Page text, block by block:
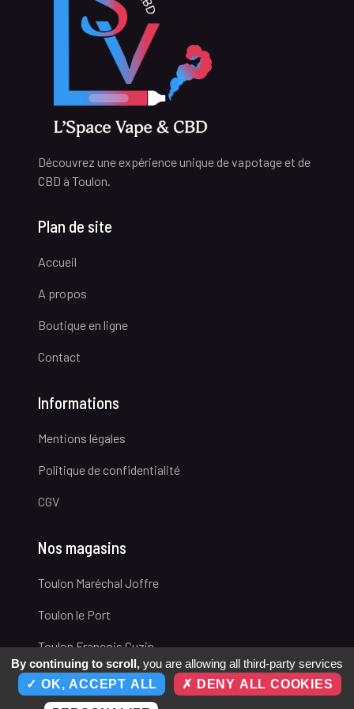
Découvrez une expérience unique de vapotage et de
CBD à Toulon.
Plan de site
Accueil
A propos
Boutique en ligne
Contact
Informations
Mentions légales
Politique de confidentialité
CGV
Nos magasins
Toulon Maréchal Joffre
Toulon le Port
Toulon François Cuzin
© 2026 L'Space Vape & CBD
By continuing to scroll, you are allowing all third-party services
OK, ACCEPT ALL
DENY ALL COOKIES